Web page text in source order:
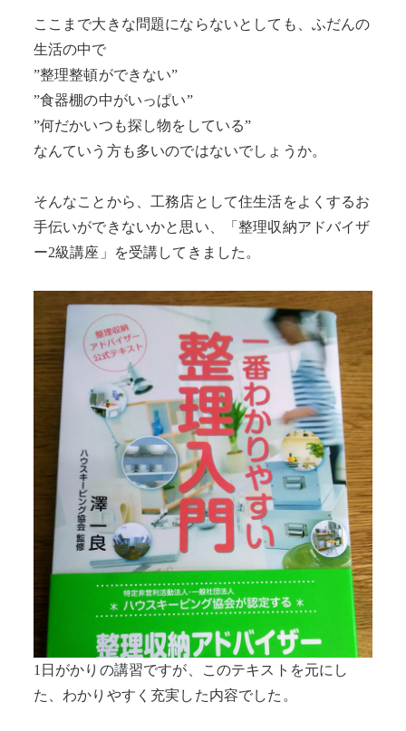
ここまで大きな問題にならないとしても、ふだんの
生活の中で
”整理整頓ができない”
”食器棚の中がいっぱい”
”何だかいつも探し物をしている”
なんていう方も多いのではないでしょうか。
そんなことから、工務店として住生活をよくするお
手伝いができないかと思い、「整理収納アドバイザ
ー2級講座」を受講してきました。
1日がかりの講習ですが、このテキストを元にし
た、わかりやすく充実した内容でした。